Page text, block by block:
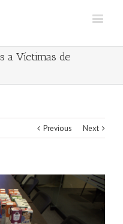
a Víctimas de
Previous Next